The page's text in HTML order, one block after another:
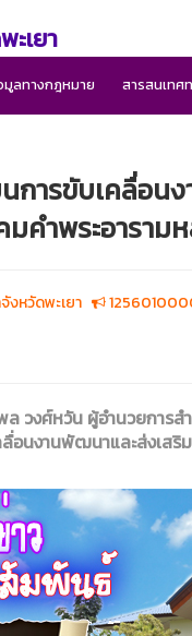
ะเยา
มูลทางกฎหมาย สารสนเทศ
การขับเคลื่อ
ำพระอาราม
งหวัดพะเยา
วงศ์หวัน ผู้อำนวยการส
ลื่อนงานพัฒนาและส่งเ